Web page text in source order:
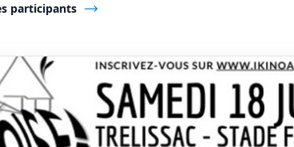
participants